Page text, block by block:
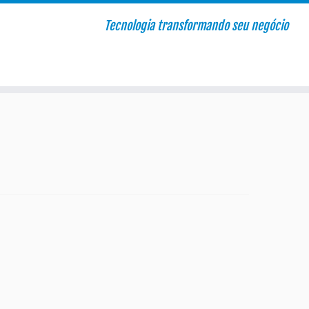
Tecnologia transformando seu negócio